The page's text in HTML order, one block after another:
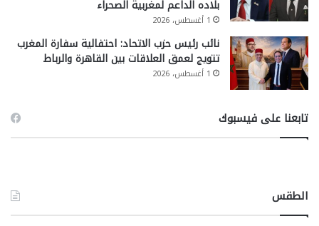
بلاده الداعم لمغربية الصحراء
1 أغسطس، 2026
نائب رئيس حزب الاتحاد: احتفالية سفارة المغرب
تتويج لعمق العلاقات بين القاهرة والرباط
1 أغسطس، 2026
تابعنا على فيسبوك
الطقس